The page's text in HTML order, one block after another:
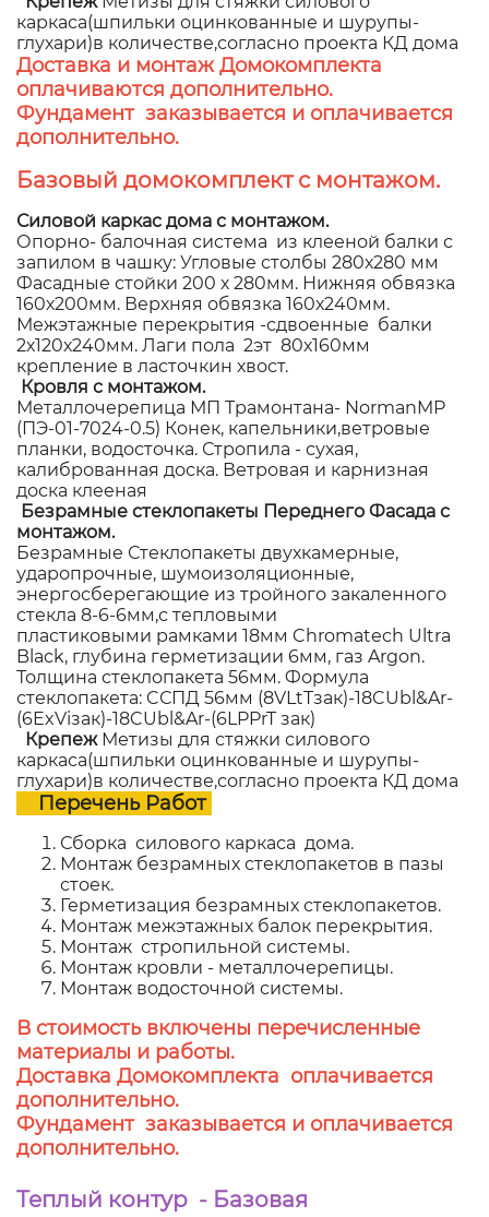
каркаса(шпильки оцинкованные и шурупы-
глухари)в количестве,согласно проекта КД дома
Доставка и монтаж Домокомплекта
оплачиваются дополнительно.
Фундамент заказывается и оплачивается
дополнительно.
Базовый домокомплект с монтажом.
Силовой каркас дома с монтажом.
Опорно- балочная система из клееной балки с
запилом в чашку: Угловые столбы 280х280 мм
Фасадные стойки 200 х 280мм. Нижняя обвязка
160х200мм. Верхняя обвязка 160х240мм.
Межэтажные перекрытия -сдвоенные балки
2х120х240мм. Лаги пола 2эт 80х160мм
крепление в ласточкин хвост.
Кровля с монтажом.
Металлочерепица МП Трамонтана- NormanMP
(ПЭ-01-7024-0.5) Конек, капельники,ветровые
планки, водосточка. Стропила - сухая,
калиброванная доска. Ветровая и карнизная
доска клееная
Безрамные стеклопакеты Переднего Фасада с
монтажом.
Безрамные Стеклопакеты двухкамерные,
ударопрочные, шумоизоляционные,
энергосберегающие из тройного закаленного
стекла 8-6-6мм,с тепловыми
пластиковыми рамками 18мм Chromatech Ultra
Black, глубина герметизации 6мм, газ Argon.
Толщина стеклопакета 56мм. Формула
стеклопакета: CСПД 56мм (8VLtTзак)-18CUbl&Ar-
(6ExViзак)-18CUbl&Ar-(6LPPrT зак)
Крепеж Метизы для стяжки силового
каркаса(шпильки оцинкованные и шурупы-
глухари)в количестве,согласно проекта КД дома
Перечень Работ
Сборка силового каркаса дома.
Монтаж безрамных стеклопакетов в пазы
стоек.
Герметизация безрамных стеклопакетов.
Монтаж межэтажных балок перекрытия.
Монтаж стропильной системы.
Монтаж кровли - металлочерепицы.
Монтаж водосточной системы.
В стоимость включены перечисленные
материалы и работы.
Доставка Домокомплекта оплачивается
дополнительно.
Фундамент заказывается и оплачивается
дополнительно.
Теплый контур - Базовая